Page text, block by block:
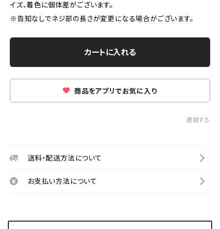
イズ、着色に個体差がございます。
※告知なしでネジ部の長さが変更になる場合がございます。
カートに入れる
商品をアプリでお気に入り
通報する
送料・配送方法について
お支払い方法について